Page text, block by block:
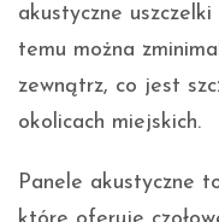
akustyczne
temu można
zewnątrz, co jest
okolicach miejskich.
Panele akustyczne